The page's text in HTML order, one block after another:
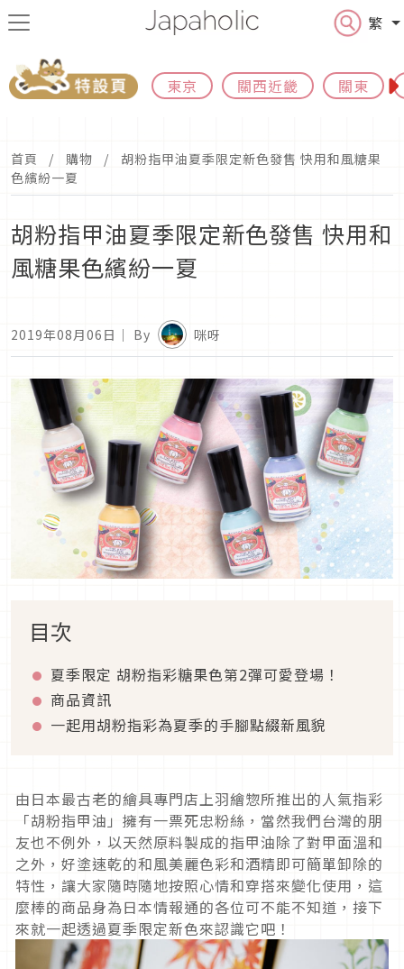
繁
東京 關西近畿 關東
首頁 購物
胡粉指甲油夏季限定新色發售 快用和風糖果
色繽紛一夏
胡粉指甲油夏季限定新色發售 快用和
風糖果色繽紛一夏
2019年08月06日 ｜ By 咪呀
目次
夏季限定 胡粉指彩糖果色第2彈可愛登場！
商品資訊
一起用胡粉指彩為夏季的手腳點綴新風貌
由日本最古老的繪具專門店上羽繪惣所推出的人氣指彩
「胡粉指甲油」擁有一票死忠粉絲，當然我們台灣的朋
友也不例外，以天然原料製成的指甲油除了對甲面溫和
之外，好塗速乾的和風美麗色彩和酒精即可簡單卸除的
特性，讓大家隨時隨地按照心情和穿搭來變化使用，這
麼棒的商品身為日本情報通的各位可不能不知道，接下
來就一起透過夏季限定新色來認識它吧！